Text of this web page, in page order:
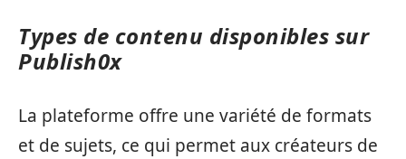
Types de contenu disponibles sur
Publish0x
La plateforme offre une variété de formats
et de sujets, ce qui permet aux créateurs de